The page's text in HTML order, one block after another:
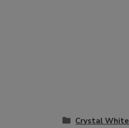
Crystal White